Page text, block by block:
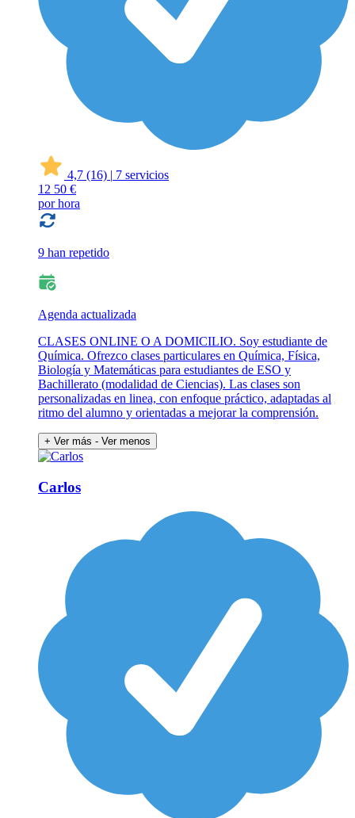
4,7 (16) | 7 servicios
12 50 €
por hora
9 han repetido
Agenda actualizada
CLASES ONLINE O A DOMICILIO. Soy estudiante de
Química. Ofrezco clases particulares en Química, Física,
Biología y Matemáticas para estudiantes de ESO y
Bachillerato (modalidad de Ciencias). Las clases son
personalizadas en linea, con enfoque práctico, adaptadas al
ritmo del alumno y orientadas a mejorar la comprensión.
+ Ver más - Ver menos
Carlos